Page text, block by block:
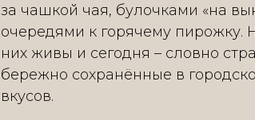
за чашкой чая, булочками «на
очередями к горячему пирожку.
них живы и сегодня – словно
бережно сохранённые в
вкусов.